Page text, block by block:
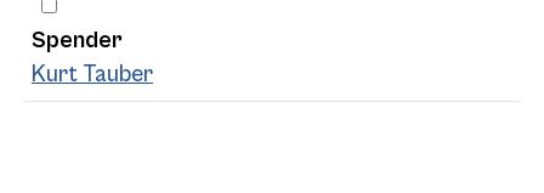
Spender
Kurt Tauber